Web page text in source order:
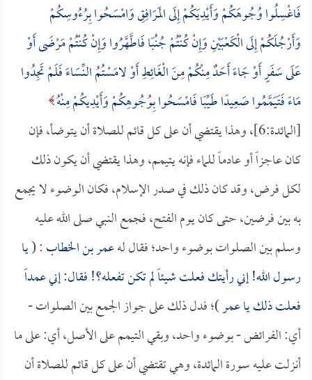
فَاغْسِلُوا وُجُوهَكُمْ وَأَيْدِيَكُمْ إِلَى المَرَافِقِ وَامْسَحُوا بِرُءُوسِكُمْ
وَأَرْجُلَكُمْ إِلَى الْكَعْبَيْنِ وَإِنْ كُنْتُمْ جُنُبًا فَاطَّهَّرُوا وَإِنْ كُنْتُمْ مَرْضَى أَوْ
عَلَى سَفَرٍ أَوْ جَاءَ أَحَدٌ مِنْكُمْ مِنَ الْغَائِطِ أَوْ لامَسْتُمُ النِّسَاءَ فَلَمْ تَجِدُوا
مَاءً فَتَيَمَّمُوا صَعِيدًا طَيِّبًا فَامْسَحُوا بِوُجُوهِكُمْ وَأَيْدِيكُمْ مِنْهُ
[المائدة:6]، وهذا يقتضي أن على كل قائم للصلاة أن يتوضأ، فإن
كان عاجزاً أو عادماً للماء فإنه يتيمم، وهذا يقتضي أن يكون ذلك
لكل فرض، وقد كان ذلك في صدر الإسلام، فكان الوضوء لا يجمع
به بين فرضين، حتى كان يوم الفتح، فجمع النبي صلى الله عليه
وسلم بين الصلوات بوضوء واحد؛ فقال لهعمر بن الخطاب: (يا
رسول الله! إني رأيتك فعلت شيئاً لم تكن تفعله؟! فقال: إني عمداً
فعلت ذلك ياعمر)؛ فدل ذلك على جواز الجمع بين الصلوات -
أي: الفرائض - بوضوء واحد، وبقي التيمم على الأصل، أي: على ما
أنزلت عليه سورة المائدة، وهي تقتضي أن على كل قائم للصلاة أن